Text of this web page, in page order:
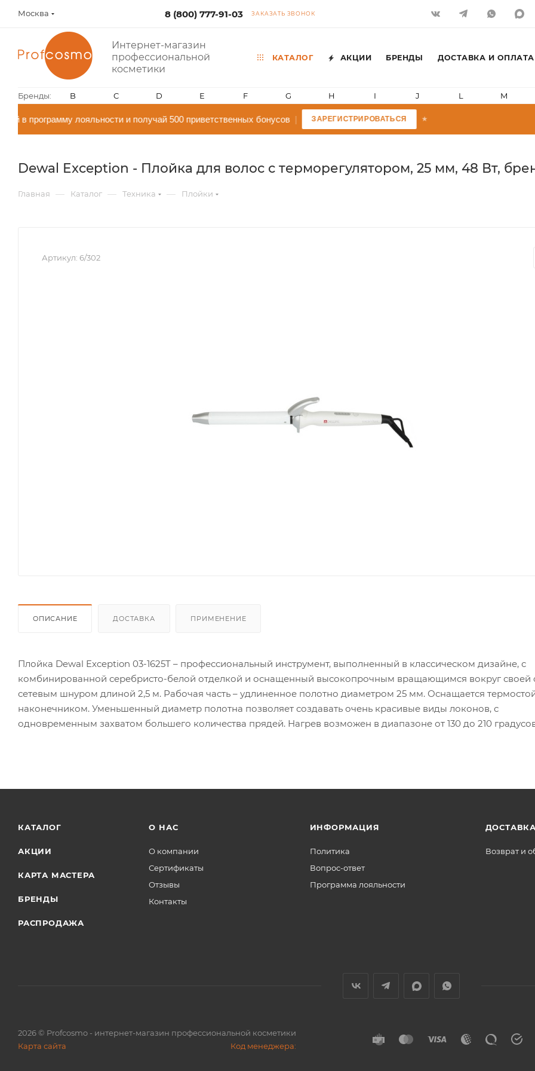
Москва 8 (800) 777-91-03 ЗАКАЗАТЬ ЗВОНОК
Интернет-магазин
профессиональной
косметики
КАТАЛОГ АКЦИИ БРЕНДЫ ДОСТАВКА И ОПЛАТА
Бренды: B C D E F G H I J L M
в программу лояльности и получай 500 приветственных бонусов| ЗАРЕГИСТРИРОВАТЬСЯ
Dewal Exception - Плойка для волос с терморегулятором, 25 мм, 48 Вт,
Главная — Каталог — Техника — Плойки
Артикул: 6/302
ОПИСАНИЕ ДОСТАВКА ПРИМЕНЕНИЕ
Плойка Dewal Exception 03-1625T – профессиональный инструмент, выполненный в классическом дизайне, с
комбинированной серебристо-белой отделкой и оснащенный высокопрочным вращающимся вокруг своей
сетевым шнуром длиной 2,5 м. Рабочая часть – удлиненное полотно диаметром 25 мм. Оснащается
наконечником. Уменьшенный диаметр полотна позволяет создавать очень красивые виды локонов, с
одновременным захватом большего количества прядей. Нагрев возможен в диапазоне от 130 до 210
КАТАЛОГ
АКЦИИ
КАРТА МАСТЕРА
БРЕНДЫ
РАСПРОДАЖА
О НАС
О компании
Сертификаты
Отзывы
Контакты
ИНФОРМАЦИЯ
Политика
Вопрос-ответ
Программа лояльности
Возврат и
2026© Profcosmo - интернет-магазин профессиональной косметики
Карта сайта
Код менеджера: